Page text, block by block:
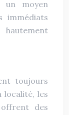
un moyen
immédiats
toujours
localité, les
offrent des